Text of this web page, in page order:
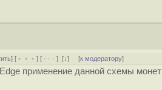
] [ ﹢﹢﹢] [ · · ·][↓] [к модератору]
применение данной схемы